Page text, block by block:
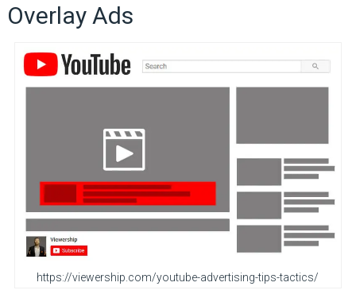
Overlay Ads
https://viewership.com/youtube-advertising-tips-tactics/